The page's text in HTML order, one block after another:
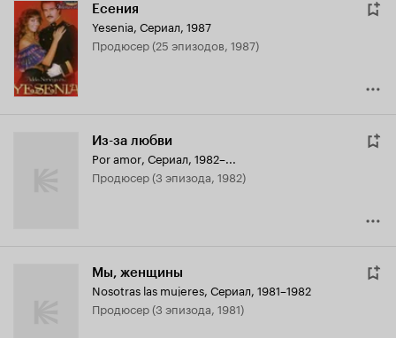
Есения
Yesenia, Сериал, 1987
продюсер (25 эпизодов, 1987)
Из-за любви
Por amor, Сериал, 1982–...
продюсер (3 эпизода, 1982)
Мы, женщины
Nosotras las mujeres, Сериал, 1981–1982
продюсер (3 эпизода, 1981)